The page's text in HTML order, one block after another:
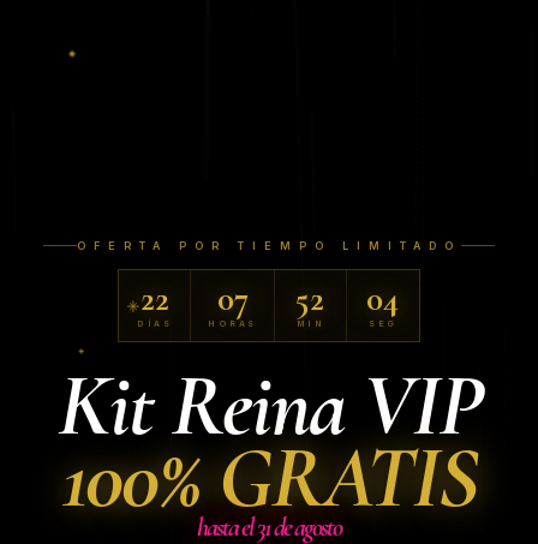
OFERTA POR TIEMPO LIMITADO
22
DÍAS
07
HORAS
52
MIN
03
SEG
Kit Reina VIP
100% GRATIS
hasta el 31 de agosto